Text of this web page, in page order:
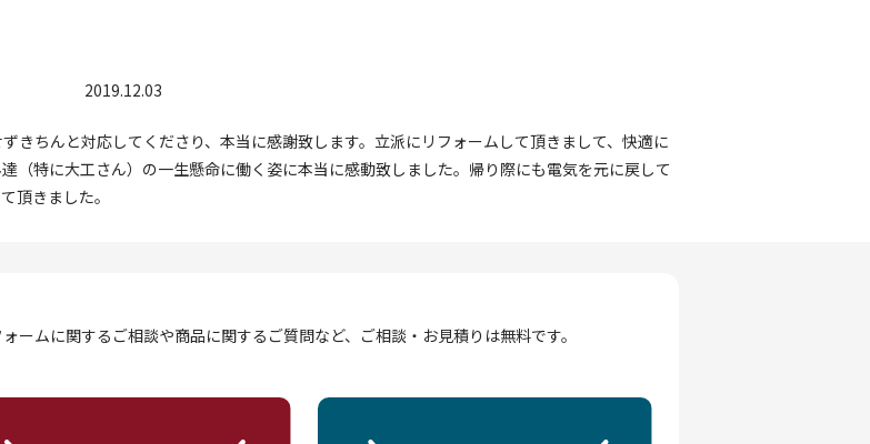
2019.12.03
きちんと対応してくださり、本当に感謝致します。立派にリフォームして頂きまして、快適に
（特に大工さん）の一生懸命に働く姿に本当に感動致しました。帰り際にも電気を元に戻して
頂きました。
ォームに関するご相談や商品に関するご質問など、ご相談・お見積りは無料です。